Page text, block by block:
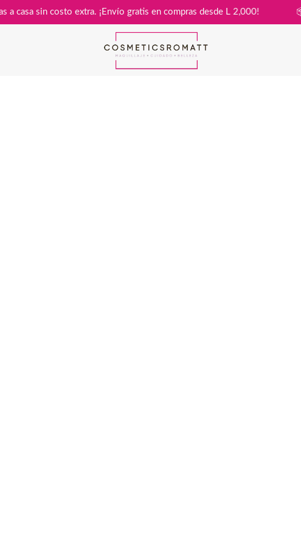
a casa sin costo extra. ¡Envío gratis en compras desde L 2,000!